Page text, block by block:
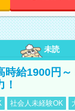
未読
時給1900円
社会人未経験OK